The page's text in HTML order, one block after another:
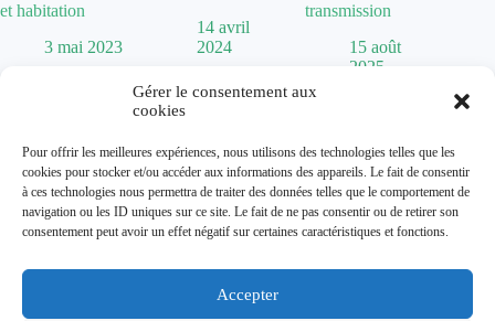
Gérer le consentement aux
cookies
Pour offrir les meilleures expériences, nous utilisons des technologies telles que les
cookies pour stocker et/ou accéder aux informations des appareils. Le fait de consentir
à ces technologies nous permettra de traiter des données telles que le comportement de
navigation ou les ID uniques sur ce site. Le fait de ne pas consentir ou de retirer son
consentement peut avoir un effet négatif sur certaines caractéristiques et fonctions.
Accepter
et habitation
3 mai 2023
14 avril
2024
transmission
15 août
2025
Mentions Légales
Plan de site
Contact
À propos
Dolum magazine vous guide dans l'art de transformer votre
habitat. De lachaise Baumannvintage aux tendances comme